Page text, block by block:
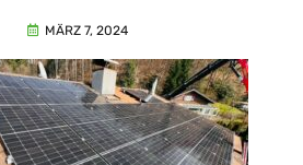
MÄRZ 7, 2024